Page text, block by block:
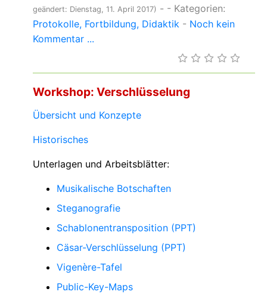
geändert: Dienstag, 11. April 2017) - - Kategorien:
Protokolle Fortbildung Didaktik - Noch kein
Kommentar ...
Workshop: Verschlüsselung
Übersicht und Konzepte
Historisches
Unterlagen und Arbeitsblätter:
Musikalische Botschaften
Steganografie
Schablonentransposition (PPT)
Cäsar-Verschlüsselung (PPT)
Vigenère-Tafel
Public-Key-Maps